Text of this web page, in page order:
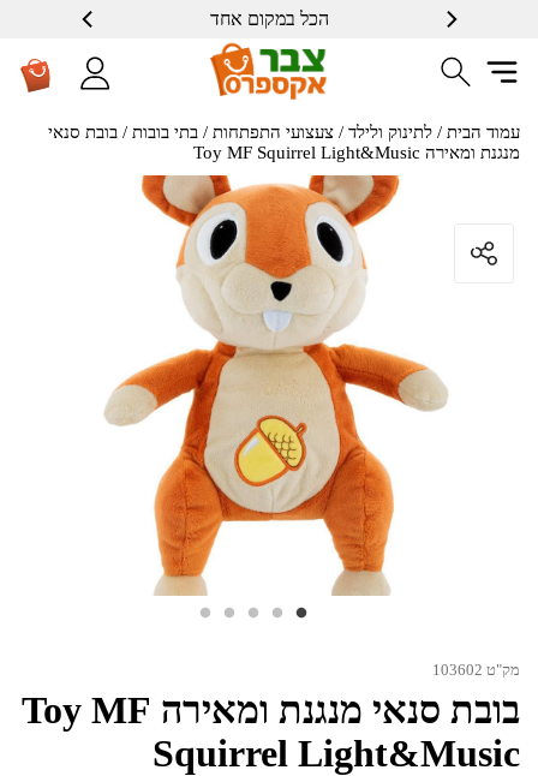
הכל במקום אחד
שרות ברמה גבוה
עמוד הבית / לתינוק ולילד / צעצועי התפתחות / בתי בובות / בובת סנאי
מנגנת ומאירה Toy MF Squirrel Light&Music
מק"ט 103602
בובת סנאי מנגנת ומאירה Toy MF
Squirrel Light&Music